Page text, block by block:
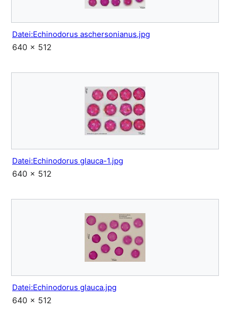
Datei:Echinodorus aschersonianus.jpg
640 × 512
Datei:Echinodorus glauca-1.jpg
640 × 512
Datei:Echinodorus glauca.jpg
640 × 512